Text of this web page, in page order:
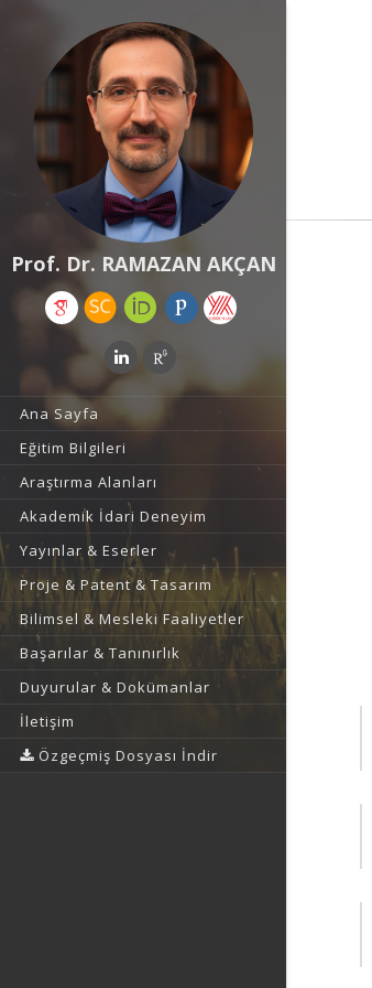
Prof. Dr. RAMAZAN AKÇAN
Ana Sayfa
Eğitim Bilgileri
Araştırma Alanları
Akademik İdari Deneyim
Yayınlar & Eserler
Proje & Patent & Tasarım
Bilimsel & Mesleki Faaliyetler
Başarılar & Tanınırlık
Duyurular & Dokümanlar
İletişim
Özgeçmiş Dosyası İndir